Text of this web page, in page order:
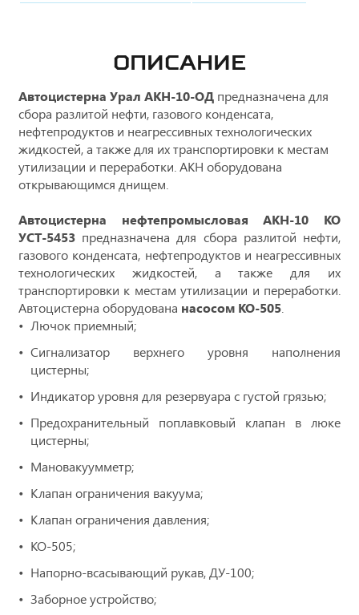
ОПИСАНИЕ
Автоцистерна Урал АКН-10-ОД предназначена для
сбора разлитой нефти, газового конденсата,
нефтепродуктов и неагрессивных технологических
жидкостей, а также для их транспортировки к местам
утилизации и переработки. АКН оборудована
открывающимся днищем.
Автоцистерна нефтепромысловая АКН-10 КО
УСТ-5453 предназначена для сбора разлитой нефти,
газового конденсата, нефтепродуктов и неагрессивных
технологических жидкостей, а также для их
транспортировки к местам утилизации и переработки.
Автоцистерна оборудована насосом КО-505
Лючок приемный;
Сигнализатор верхнего уровня наполнения
цистерны;
Индикатор уровня для резервуара с густой грязью;
Предохранительный поплавковый клапан в люке
цистерны;
Мановакуумметр;
Клапан ограничения вакуума;
Клапан ограничения давления;
КО-505;
Напорно-всасывающий рукав, ДУ-100;
Заборное устройство;